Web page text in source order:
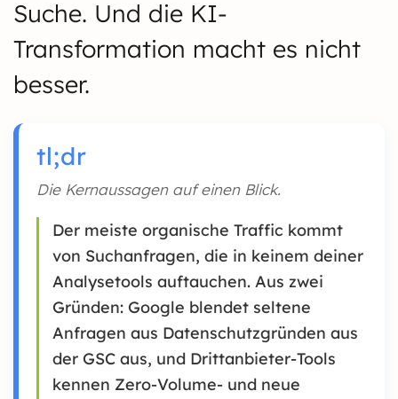
Suche. Und die KI-
Transformation macht es nicht
besser.
tl;dr
Die Kernaussagen auf einen Blick.
Der meiste organische Traffic kommt
von Suchanfragen, die in keinem deiner
Analysetools auftauchen. Aus zwei
Gründen: Google blendet seltene
Anfragen aus Datenschutzgründen aus
der GSC aus, und Drittanbieter-Tools
kennen Zero-Volume- und neue